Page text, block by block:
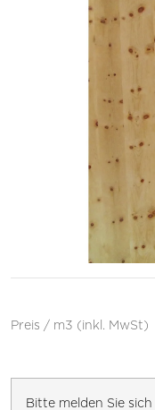
Preis / m3 (inkl. MwSt)
Bitte melden Sie